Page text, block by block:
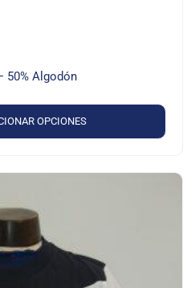
50% Algodón
OPCIONES